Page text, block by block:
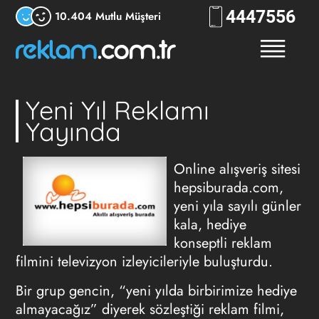
10.404 Mutlu Müşteri 4447556
Yeni Yıl Reklamı
Yayında
Online alışveriş sitesi
hepsiburada.com,
yeni yıla sayılı günler
kala, hediye
konseptli reklam
filmini televizyon izleyicileriyle buluşturdu.
Bir grup gencin, “yeni yılda birbirimize hediye
almayacağız” diyerek sözleştiği reklam filmi,